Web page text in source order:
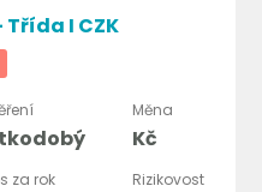
I CZK
Měna
Kč
za rok Rizikovost